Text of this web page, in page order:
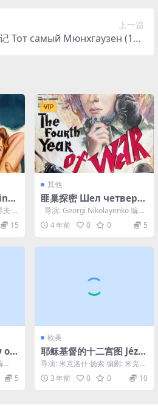
上一篇
Тот самый Мюнхгаузен (197
·
15
VIP
其他
匪巢探密 Шел четверт
ый год войны… (1983)
导演: Georgi Nikolayenko 编
剧: Aleksa...
4 年前 0 0 5
ομ
...
5
欧美
耶稣基督的十二宫图 Jézu
s Krisztus horoszkópja
(1989)
导演: 米克洛什·扬索 编剧: 米克洛
什·扬索 / Gyula Hernádi ...
3 年前 0 0 10